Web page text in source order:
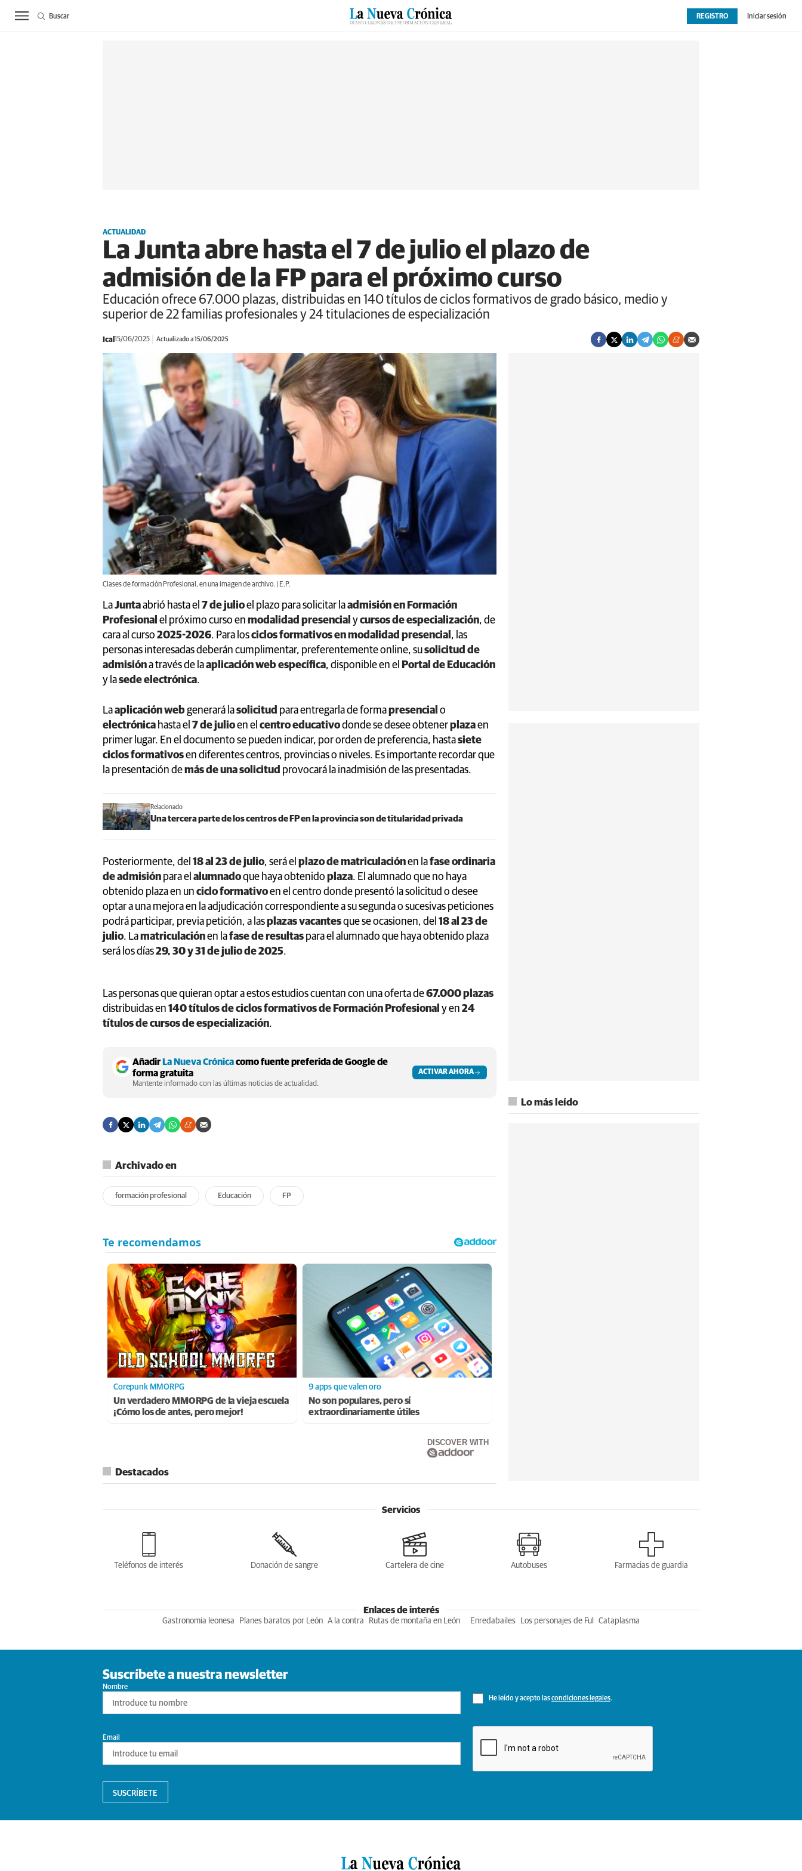
ACTUALIDAD BIERZO SUCESOS CULTURAS ESPECIALES DEPORTES OPINIÓN EXTRAS
REGISTRO Iniciar sesión
Buscar
ACTUALIDAD
La Junta abre hasta el 7 de julio el plazo de
admisión de la FP para el próximo curso
Educación ofrece 67.000 plazas, distribuidas en 140 títulos de ciclos formativos de grado básico, medio y
superior de 22 familias profesionales y 24 titulaciones de especialización
Ical 15/06/2025 Actualizado a 15/06/2025
Clases de formación Profesional, en una imagen de archivo. | E.P.
LaJuntaabrió hasta el 7 de julioel plazo para solicitar laadmisión en Formación
Profesional el próximo curso en modalidad presencial ycursos de especialización, de
cara al curso 2025-2026. Para losciclos formativos en modalidad presencial , las
personas interesadas deberán cumplimentar, preferentemente online, susolicitud de
admisióna través de laaplicación web específica, disponible en el
Portal de Educación
y lasede electrónica.
Laaplicación web generará lasolicitud para entregarla de formapresencial o
electrónica hasta el 7 de julioen el centro educativodonde se desee obtenerplazaen
primer lugar. En el documento se pueden indicar, por orden de preferencia, hastasiete
ciclos formativosen diferentes centros, provincias o niveles. Es importante recordar que
la presentación demás de una solicitud provocará la inadmisión de las presentadas.
Relacionado
Una tercera parte de los centros de FP en la provincia son de titularidad privada
Posteriormente, del 18 al 23 de julio, será el plazo de matriculaciónen lafase ordinaria
de admisión para el alumnadoque haya obtenido plaza. El alumnado que no haya
obtenido plaza en un ciclo formativoen el centro donde presentó la solicitud o desee
optar a una mejora en la adjudicación correspondiente a su segunda o sucesivas peticiones
podrá participar, previa petición, a lasplazas vacantesque se ocasionen, del 18 al 23 de
julio. Lamatriculaciónen lafase de resultas para el alumnado que haya obtenido plaza
será los días29, 30 y 31 de julio de 2025.
Las personas que quieran optar a estos estudios cuentan con una oferta de67.000 plazas
distribuidas en 140 títulos de ciclos formativos de Formación Profesional y en 24
títulos de cursos de especialización.
Añadir La Nueva Crónicacomo fuente preferida de Google de
forma gratuita
Mantente informado con las últimas noticias de actualidad.
ACTIVAR AHORA
Archivado en
formación profesional Educación FP
Corepunk MMORPG
Un verdadero MMORPG de la vieja escuela
¡Cómo los de antes, pero mejor!
9 apps que valen oro
No son populares, pero sí
extraordinariamente útiles
DISCOVER WITH
Destacados
Lo más leído
Servicios
Teléfonos de interés Donación de sangre Cartelera de cine Autobuses Farmacias de guardia
Enlaces de interés
Gastronomia leonesa Planes baratos por León A la contra Rutas de montaña en León Enredabailes Los personajes de Ful Cataplasma
Suscríbete a nuestra newsletter
Nombre
He leído y acepto lascondiciones legales.
Email
SUSCRÍBETE